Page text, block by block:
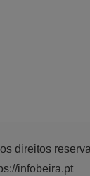
direitos
infobeira.pt